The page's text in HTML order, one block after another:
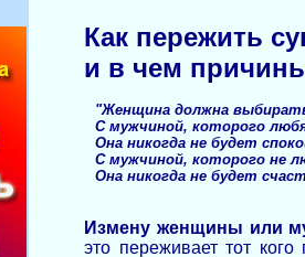
Как пережить
и в чем
"Женщина должна
С мужчиной, которого
Она никогда не будет
С мужчиной, которого не
Она никогда не будет
Измену женщины или
это переживает тот